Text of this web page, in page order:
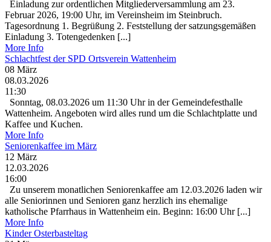
Einladung zur ordentlichen Mitgliederversammlung am 23.
Februar 2026, 19:00 Uhr, im Vereinsheim im Steinbruch.
Tagesordnung 1. Begrüßung 2. Feststellung der satzungsgemäßen
Einladung 3. Totengedenken [...]
More Info
Schlachtfest der SPD Ortsverein Wattenheim
08 März
08.03.2026
11:30
Sonntag, 08.03.2026 um 11:30 Uhr in der Gemeindefesthalle
Wattenheim. Angeboten wird alles rund um die Schlachtplatte und
Kaffee und Kuchen.
More Info
Seniorenkaffee im März
12 März
12.03.2026
16:00
Zu unserem monatlichen Seniorenkaffee am 12.03.2026 laden wir
alle Seniorinnen und Senioren ganz herzlich ins ehemalige
katholische Pfarrhaus in Wattenheim ein. Beginn: 16:00 Uhr [...]
More Info
Kinder Osterbasteltag